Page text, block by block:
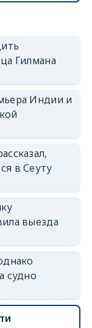
Гилмана
Индии и
в Сеуту
выезда
судно